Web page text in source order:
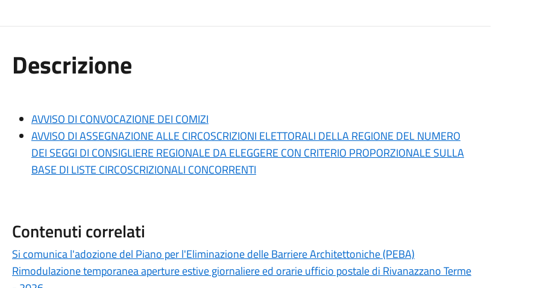
Descrizione
AVVISO DI CONVOCAZIONE DEI COMIZI
AVVISO DI ASSEGNAZIONE ALLE CIRCOSCRIZIONI ELETTORALI DELLA REGIONE DEL NUMERO
DEI SEGGI DI CONSIGLIERE REGIONALE DA ELEGGERE CON CRITERIO PROPORZIONALE SULLA
BASE DI LISTE CIRCOSCRIZIONALI CONCORRENTI
Contenuti correlati
Si comunica l'adozione del Piano per l'Eliminazione delle Barriere Architettoniche (PEBA)
Rimodulazione temporanea aperture estive giornaliere ed orarie ufficio postale di Rivanazzano Terme